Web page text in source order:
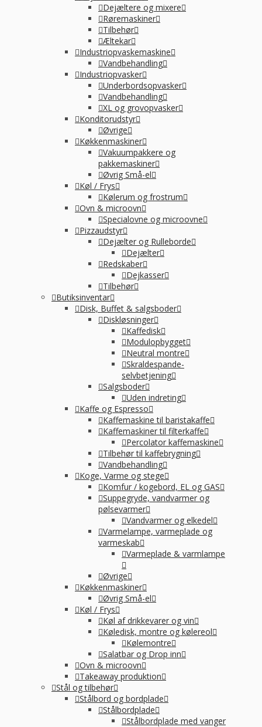
Dejæltere og mixere
Røremaskiner
Tilbehør
Æltekar
Industriopvaskemaskine
Vandbehandling
Industriopvasker
Underbordsopvasker
Vandbehandling
XL og grovopvasker
Konditorudstyr
Øvrige
Køkkenmaskiner
Vakuumpakkere og
pakkemaskiner
Øvrig Små-el
Køl / Frys
Kølerum og frostrum
Ovn & microovn
Specialovne og microovne
Pizzaudstyr
Dejælter og Rulleborde
Dejælter
Redskaber
Dejkasser
Tilbehør
Butiksinventar
Disk, Buffet & salgsboder
Diskløsninger
Kaffedisk
Modulopbygget
Neutral montre
Skraldespande-
selvbetjening
Salgsboder
Uden indreting
Kaffe og Espresso
Kaffemaskine til baristakaffe
Kaffemaskiner til filterkaffe
Percolator kaffemaskine
Tilbehør til kaffebrygning
Vandbehandling
Koge, Varme og stege
Komfur / kogebord, EL og GAS
Suppegryde, vandvarmer og
pølsevarmer
Vandvarmer og elkedel
Varmelampe, varmeplade og
varmeskab
Varmeplade & varmlampe
Øvrige
Køkkenmaskiner
Øvrig Små-el
Køl / Frys
Køl af drikkevarer og vin
Køledisk, montre og kølereol
Kølemontre
Salatbar og Drop inn
Ovn & microovn
Takeaway produktion
Stål og tilbehør
Stålbord og bordplade
Stålbordplade
Stålbordplade med vanger